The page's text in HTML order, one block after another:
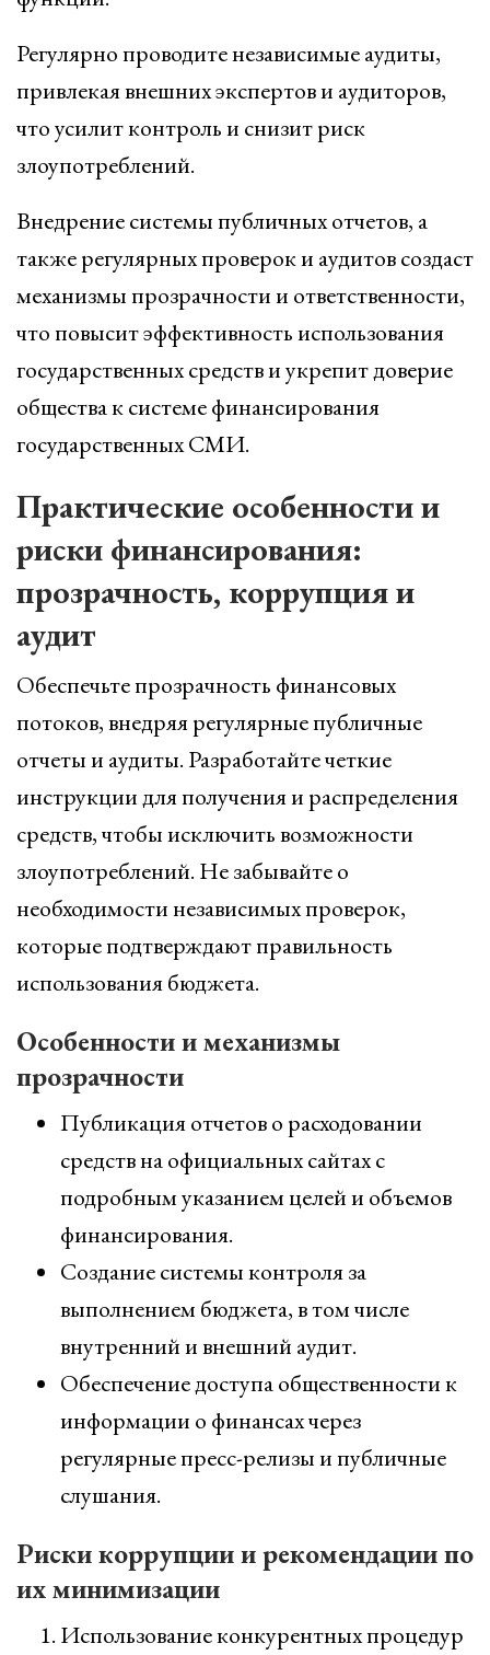
Регулярно проводите независимые аудиты,
привлекая внешних экспертов и аудиторов,
что усилит контроль и снизит риск
злоупотреблений.
Внедрение системы публичных отчетов, а
также регулярных проверок и аудитов создаст
механизмы прозрачности и ответственности,
что повысит эффективность использования
государственных средств и укрепит доверие
общества к системе финансирования
государственных СМИ.
Практические особенности и
риски финансирования:
прозрачность, коррупция и
аудит
Обеспечьте прозрачность финансовых
потоков, внедряя регулярные публичные
отчеты и аудиты. Разработайте четкие
инструкции для получения и распределения
средств, чтобы исключить возможности
злоупотреблений. Не забывайте о
необходимости независимых проверок,
которые подтверждают правильность
использования бюджета.
Особенности и механизмы
прозрачности
Публикация отчетов о расходовании
средств на официальных сайтах с
подробным указанием целей и объемов
финансирования.
Создание системы контроля за
выполнением бюджета, в том числе
внутренний и внешний аудит.
Обеспечение доступа общественности к
информации о финансах через
регулярные пресс-релизы и публичные
слушания.
Риски коррупции и рекомендации по
их минимизации
Использование конкурентных процедур